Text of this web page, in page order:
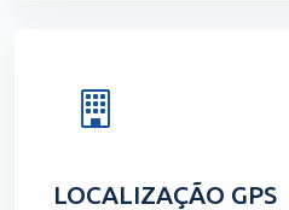
LOCALIZAÇÃO GPS